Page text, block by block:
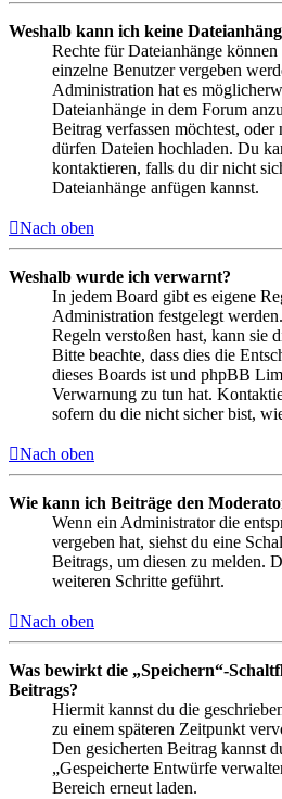
Weshalb kann ich keine
Rechte für Dateianhänge
einzelne Benutzer vergeben
Administration hat es
Dateianhänge in dem Forum
Beitrag verfassen möchtest, oder
dürfen Dateien hochladen. Du
kontaktieren, falls du dir nicht
Dateianhänge anfügen kannst.
Nach oben
Weshalb wurde ich verwarnt?
In jedem Board gibt es eigene
Administration festgelegt
Regeln verstoßen hast, kann sie
Bitte beachte, dass dies die
dieses Boards ist und phpBB
Verwarnung zu tun hat.
sofern du die nicht sicher bist,
Nach oben
Wie kann ich Beiträge den
Wenn ein Administrator die
vergeben hat, siehst du eine
Beitrags, um diesen zu melden.
weiteren Schritte geführt.
Nach oben
Was bewirkt die „Speichern“-
Beitrags?
Hiermit kannst du die
zu einem späteren Zeitpunkt
Den gesicherten Beitrag kannst
„Gespeicherte Entwürfe
Bereich erneut laden.